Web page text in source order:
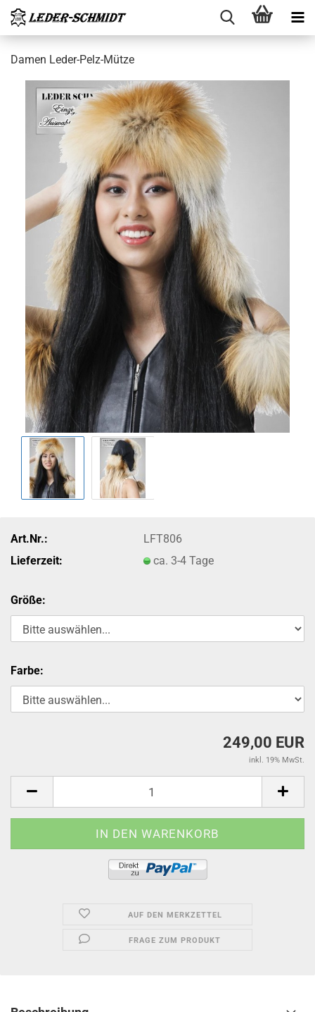
Damen Leder-​Pelz-Mütze
Art.Nr.:
LFT806
Lieferzeit:
ca. 3-4 Tage
Größe:
Farbe:
249,00 EUR
inkl. 19% MwSt.
AUF DEN MERKZETTEL
FRAGE ZUM PRODUKT